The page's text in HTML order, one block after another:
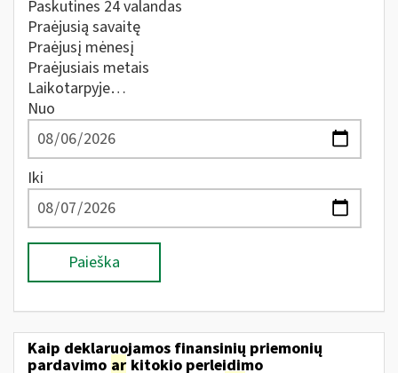
Paskutines 24 valandas
Praėjusią savaitę
Praėjusį mėnesį
Praėjusiais metais
Laikotarpyje…
Nuo
Iki
Paieška
Kaip deklaruojamos finansinių priemonių
pardavimo ar kitokio perleidimo